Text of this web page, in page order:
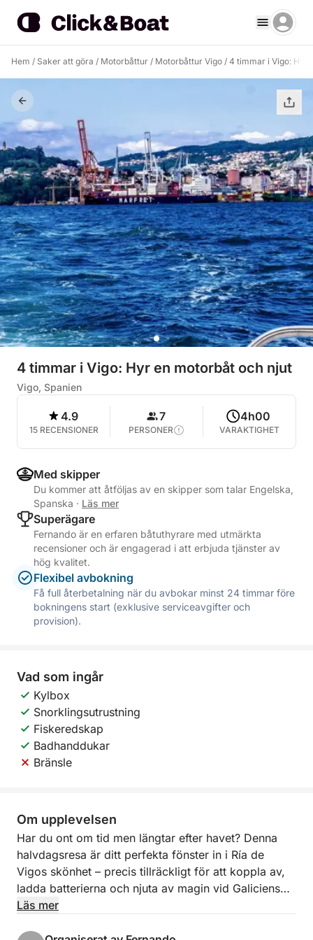
Hem / Saker att göra / Motorbåttur / Motorbåttur Vigo / 4 timmar i Vigo: Hyr
4 timmar i Vigo: Hyr en motorbåt och njut
Vigo, Spanien
4.9
15 RECENSIONER
7
PERSONER
4h00
VARAKTIGHET
Med skipper
Du kommer att åtföljas av en skipper som talar Engelska,
Spanska · Läs mer
Superägare
Fernando är en erfaren båtuthyrare med utmärkta
recensioner och är engagerad i att erbjuda tjänster av
hög kvalitet.
Flexibel avbokning
Få full återbetalning när du avbokar minst 24 timmar före
bokningens start (exklusive serviceavgifter och
provision).
Vad som ingår
Kylbox
Snorklingsutrustning
Fiskeredskap
Badhanddukar
Bränsle
Om upplevelsen
Har du ont om tid men längtar efter havet? Denna
halvdagsresa är ditt perfekta fönster in i Ría de
Vigos skönhet – precis tillräckligt för att koppla av,
ladda batterierna och njuta av magin vid Galiciens
kustlinje. Kliv ombord och lämna staden bakom dig
Läs mer